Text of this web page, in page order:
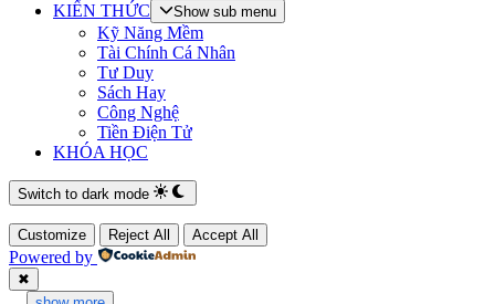
KIẾN THỨC
Show sub menu
Kỹ Năng Mềm
Tài Chính Cá Nhân
Tư Duy
Sách Hay
Công Nghệ
Tiền Điện Tử
KHÓA HỌC
Switch to dark mode
Customize Reject All Accept All
Powered by
✖